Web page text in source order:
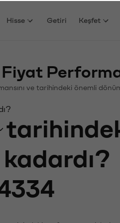
Hisse Getiri Keşfet
ve tarihindeki önemli